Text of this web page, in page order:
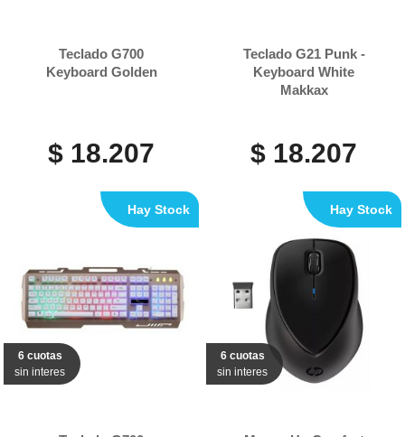
Teclado G700
Keyboard Golden
$ 18.207
Teclado G21 Punk -
Keyboard White
Makkax
$ 18.207
6 cuotas
sin interes
Hay Stock
6 cuotas
sin interes
Hay Stock